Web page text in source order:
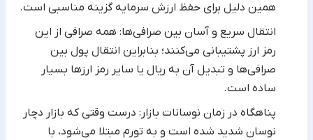
همین دلیل برای حفظ ‏ارزش سرمایه گزینه مناسبی است.‏
انتقال سریع و آسان بین صرافی‌ها: همه صرافی از این
رمز ارز پشتیبانی می‌کنند؛ بنابراین انتقال پول بین
صرافی‌ها و تبدیل آن ‏به ریال یا سایر رمز ارزها بسیار
ساده است.‏
پناهگاه در زمان نوسانات بازار: درست وقتی که بازار دچار
نوسان شدید شده است و به تورم مبتلا می‌شود، با